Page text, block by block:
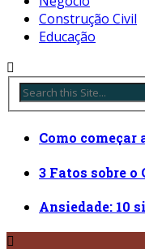
Construção Civil
Educação
Como começar
3 Fatos sobre o
Ansiedade: 10